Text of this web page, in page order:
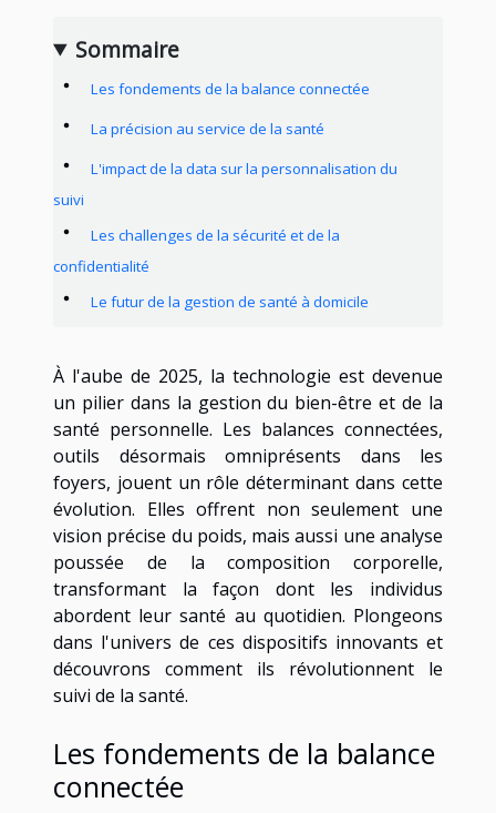
Sommaire
Les fondements de la balance connectée
La précision au service de la santé
L'impact de la data sur la personnalisation du
suivi
Les challenges de la sécurité et de la
confidentialité
Le futur de la gestion de santé à domicile
À l'aube de 2025, la technologie est devenue
un pilier dans la gestion du bien-être et de la
santé personnelle. Les balances connectées,
outils désormais omniprésents dans les
foyers, jouent un rôle déterminant dans cette
évolution. Elles offrent non seulement une
vision précise du poids, mais aussi une analyse
poussée de la composition corporelle,
transformant la façon dont les individus
abordent leur santé au quotidien. Plongeons
dans l'univers de ces dispositifs innovants et
découvrons comment ils révolutionnent le
suivi de la santé.
Les fondements de la balance
connectée